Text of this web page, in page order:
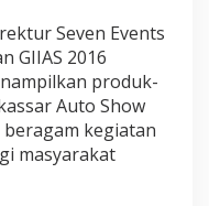
Seven Events
GIIAS 2016
produk-
Auto Show
kegiatan
masyarakat